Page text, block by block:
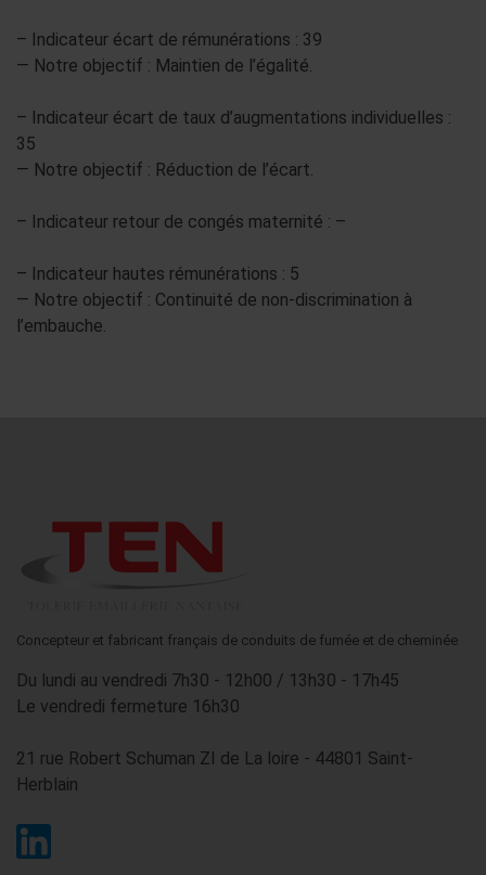
– Indicateur écart de rémunérations : 39
— Notre objectif : Maintien de l’égalité.
– Indicateur écart de taux d’augmentations individuelles :
35
— Notre objectif : Réduction de l’écart.
– Indicateur retour de congés maternité : –
– Indicateur hautes rémunérations : 5
— Notre objectif : Continuité de non-discrimination à
l’embauche.
Concepteur et fabricant français de conduits de fumée et de cheminée
Du lundi au vendredi 7h30 - 12h00 / 13h30 - 17h45
Le vendredi fermeture 16h30
21 rue Robert Schuman ZI de La loire - 44801 Saint-
Herblain